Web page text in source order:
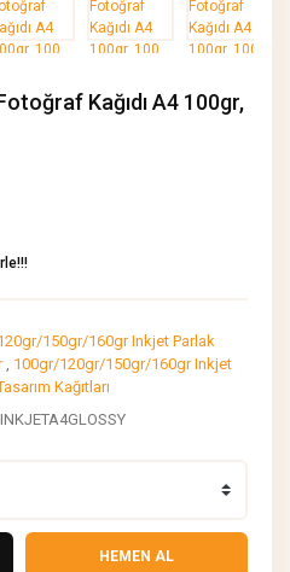
Kağıdı A4 100gr,
150gr/160gr Inkjet Parlak
100gr/120gr/150gr/160gr Inkjet
Kağıtları
HEMEN AL